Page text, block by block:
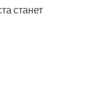
станет